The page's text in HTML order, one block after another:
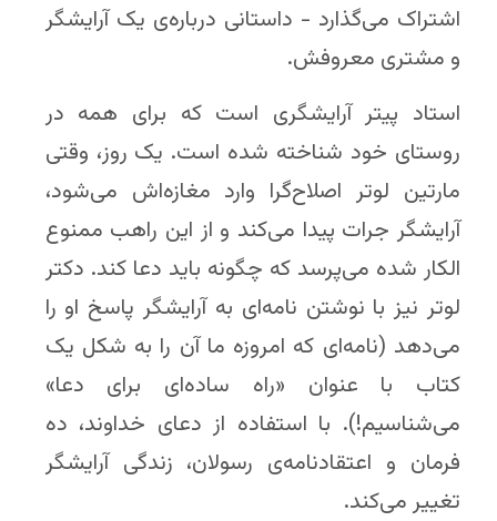
اشتراک می‌گذارد - داستانی درباره‌ی یک آرایشگر
و مشتری معروفش.
استاد پیتر آرایشگری است که برای همه در
روستای خود شناخته شده است. یک روز، وقتی
مارتین لوتر اصلاح‌گرا وارد مغازه‌اش می‌شود،
آرایشگر جرات پیدا می‌کند و از این راهب ممنوع‌
الکار شده می‌پرسد که چگونه باید دعا کند. دکتر
لوتر نیز با نوشتن نامه‌ای به آرایشگر پاسخ او را
می‌دهد (نامه‌ای که امروزه ما آن را به شکل یک
کتاب با عنوان «راه ساده‌ای برای دعا»
می‌شناسیم!). با استفاده از دعای خداوند، ده
فرمان و اعتقادنامه‌ی رسولان، زندگی آرایشگر
تغییر می‌کند.